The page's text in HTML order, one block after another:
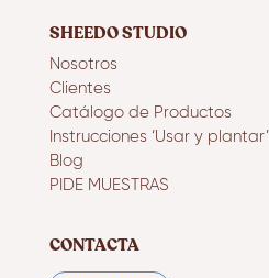
SHEEDO STUDIO
Nosotros
Clientes
Catálogo de Productos
Instrucciones ‘Usar y plantar’
Blog
PIDE MUESTRAS
CONTACTA